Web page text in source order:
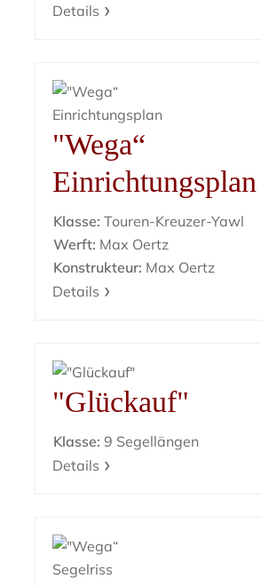
Details
"Wega“
Einrichtungsplan
Klasse: Touren-Kreuzer-Yawl
Werft: Max Oertz
Konstrukteur: Max Oertz
Details
"Glückauf"
Klasse: 9 Segellängen
Details